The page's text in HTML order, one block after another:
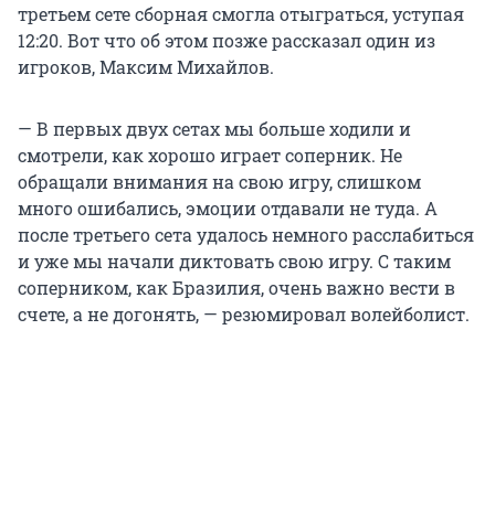
третьем сете сборная смогла отыграться, уступая
12:20. Вот что об этом позже рассказал один из
игроков, Максим Михайлов.
— В первых двух сетах мы больше ходили и
смотрели, как хорошо играет соперник. Не
обращали внимания на свою игру, слишком
много ошибались, эмоции отдавали не туда. А
после третьего сета удалось немного расслабиться
и уже мы начали диктовать свою игру. С таким
соперником, как Бразилия, очень важно вести в
счете, а не догонять, — резюмировал волейболист.